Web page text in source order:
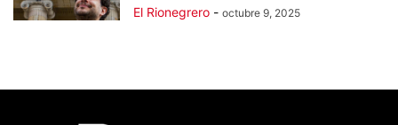
El Rionegrero - octubre 9, 2025